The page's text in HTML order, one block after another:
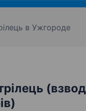
в Ужгороде
(взвод